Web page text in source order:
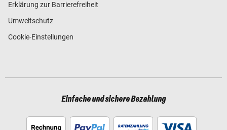
Erklärung zur Barrierefreiheit
Umweltschutz
Cookie-Einstellungen
Einfache und sichere Bezahlung